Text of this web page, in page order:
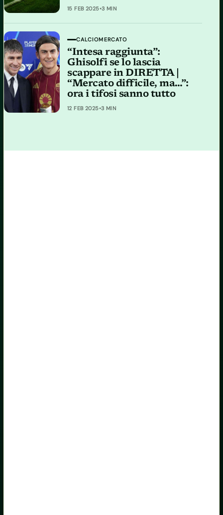
15 FEB 2025•3 MIN
CALCIOMERCATO
“Intesa raggiunta”:
Ghisolfi se lo lascia
scappare in DIRETTA |
“Mercato difficile, ma…”:
ora i tifosi sanno tutto
12 FEB 2025•3 MIN